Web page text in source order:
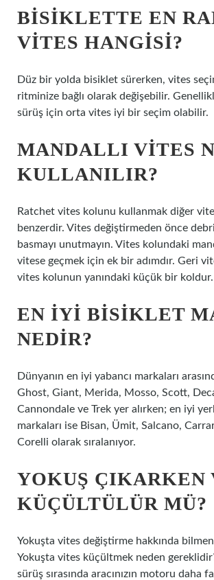
BISIKLETTE EN
VITES HANGISI?
Düz bir yolda bisiklet sürerken, vites
ritminize bağlı olarak değişebilir.
sürüş için orta vites iyi bir seçim olabilir.
MANDALLI VITES
KULLANILIR?
Ratchet vites kolunu kullanmak diğer
benzerdir. Vites değiştirmeden önce
basmayı unutmayın. Vites kolundaki
vitese geçmek için ek bir adımdır. Geri
vites kolunun yanındaki küçük bir koldur.
EN IYI BISIKLET
NEDIR?
Dünyanın en iyi yabancı markaları
Ghost, Giant, Merida, Mosso, Scott,
Cannondale ve Trek yer alırken; en iyi
markaları ise Bisan, Ümit, Salcano,
Corelli olarak sıralanıyor.
YOKUŞ ÇIKARKEN
KÜÇÜLTÜLÜR MÜ?
Yokuşta vites değiştirme hakkında
Yokuşta vites küçültmek neden
sürüş sırasında aracınızın motoru daha